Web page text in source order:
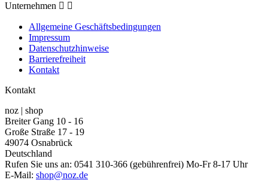
Unternehmen  
Allgemeine Geschäftsbedingungen
Impressum
Datenschutzhinweise
Barrierefreiheit
Kontakt
Kontakt
noz | shop
Breiter Gang 10 - 16
Große Straße 17 - 19
49074 Osnabrück
Deutschland
Rufen Sie uns an: 0541 310-366 (gebührenfrei) Mo-Fr 8-17 Uhr
E-Mail: shop@noz.de